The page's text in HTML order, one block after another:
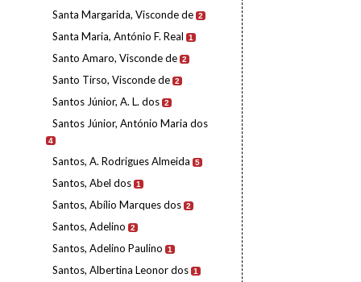
Santa Margarida, Visconde de 2
Santa Maria, António F. Real 1
Santo Amaro, Visconde de 2
Santo Tirso, Visconde de 2
Santos Júnior, A. L. dos 2
Santos Júnior, António Maria dos
4
Santos, A. Rodrigues Almeida 5
Santos, Abel dos 1
Santos, Abílio Marques dos 2
Santos, Adelino 2
Santos, Adelino Paulino 1
Santos, Albertina Leonor dos 1